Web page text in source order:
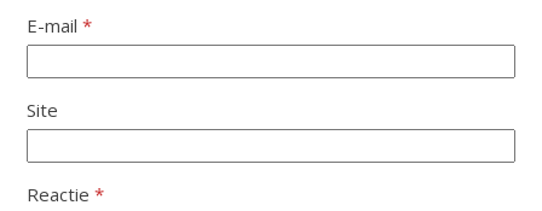
E-mail*
Site
Reactie*